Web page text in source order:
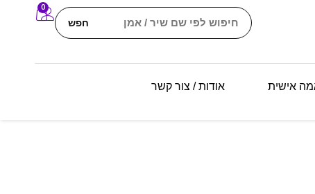
חפש
0
אישית אודות / צור קשר